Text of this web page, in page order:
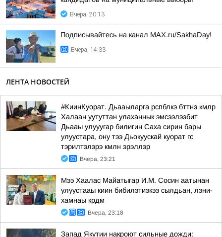
Вчера, 20:13
Подписывайтесь на канал MAX.ru/SakhaDay!
Вчера, 14:33
ЛЕНТА НОВОСТЕЙ
#КиинКуорат. Дьааыларга рспблкэ бттнэ кмлр
Халаан уутуттан улаханнык эмсээлээбит
Дьааы улууугар билигин Саха сирин бары
улуустара, ону тээ Дьокуускай куорат гс
тэрилтэлэрэ кмлн эрэллэр
Вчера, 23:21
Мээ Хаалас Майатыгар И.М. Сосин аатынан
улуустааы киин бибилэтиэкээ сылдьан, лэни-
хамнаы крдм
Вчера, 23:18
Запад Якутии накроют сильные дожди: